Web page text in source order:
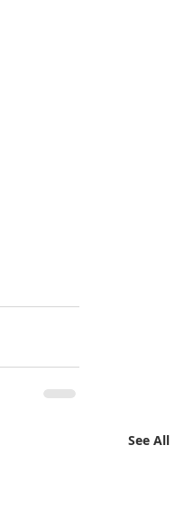
See All